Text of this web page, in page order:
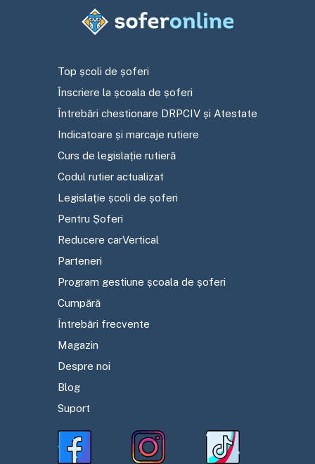
Top școli de șoferi
Înscriere la școala de șoferi
Întrebări chestionare DRPCIV și Atestate
Indicatoare și marcaje rutiere
Curs de legislație rutieră
Codul rutier actualizat
Legislație școli de șoferi
Pentru Șoferi
Reducere carVertical
Parteneri
Program gestiune școala de șoferi
Cumpără
Întrebări frecvente
Magazin
Despre noi
Blog
Suport